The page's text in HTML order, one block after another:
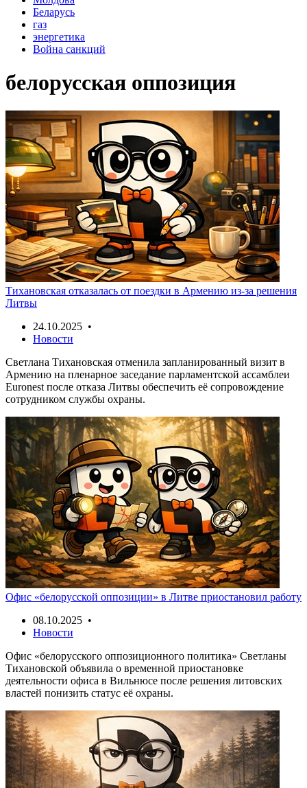
Беларусь
газ
энергетика
Война санкций
белорусская оппозиция
Тихановская отказалась от поездки в Армению из-за решения
Литвы
24.10.2025 •
Новости
Светлана Тихановская отменила запланированный визит в
Армению на пленарное заседание парламентской ассамблеи
Euronest после отказа Литвы обеспечить её сопровождение
сотрудником службы охраны.
Офис «белорусской оппозиции» в Литве приостановил работу
08.10.2025 •
Новости
Офис «белорусского оппозиционного политика» Светланы
Тихановской объявила о временной приостановке
деятельности офиса в Вильнюсе после решения литовских
властей понизить статус её охраны.